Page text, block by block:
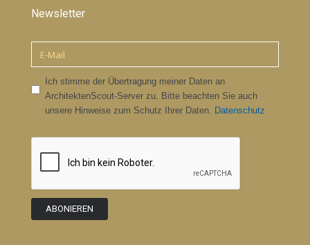
Newsletter
Ich stimme der Übertragung meiner Daten an
ArchitektenScout-Server zu. Bitte beachten Sie auch
unsere Hinweise zum Schutz Ihrer Daten. Datenschutz